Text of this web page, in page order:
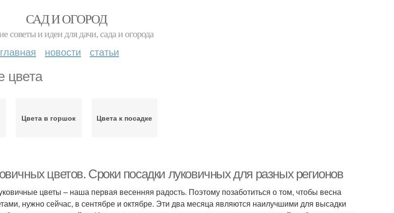
САД И ОГОРОД
советы и идеи для дачи, сада и огорода
главная новости статьи
цвета
Цвета в горшок Цвета к посадке
цветов. Сроки посадки луковичных для разных регионов
цветы – наша первая весенняя радость. Поэтому позаботиться о том, чтобы весна
нужно сейчас, в сентябре и октябре. Эти два месяца являются наилучшими для высадки